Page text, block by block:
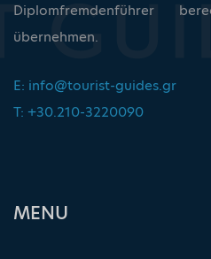
Diplomfremdenführer
übernehmen.
E: info@tourist-guides.gr
T: +30.210-3220090
ΜΕΝU